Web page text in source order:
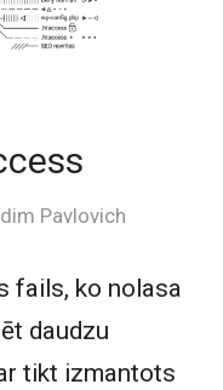
Pavlovich
fails, ko nolasa
daudzu
tikt izmantots